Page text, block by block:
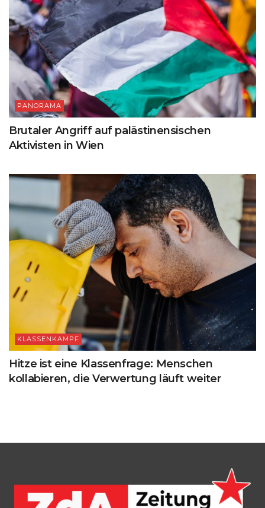
PANORAMA
Brutaler Angriff auf palästinensischen
Aktivisten in Wien
KLASSENKAMPF
Hitze ist eine Klassenfrage: Menschen
kollabieren, die Verwertung läuft weiter